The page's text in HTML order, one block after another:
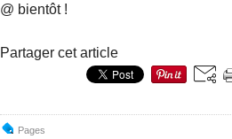
@ bientôt !
Partager cet article
Pages